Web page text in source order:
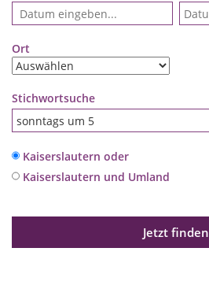
Ort
Stichwortsuche
Kaiserslautern oder
Kaiserslautern und Umland
Jetzt finden